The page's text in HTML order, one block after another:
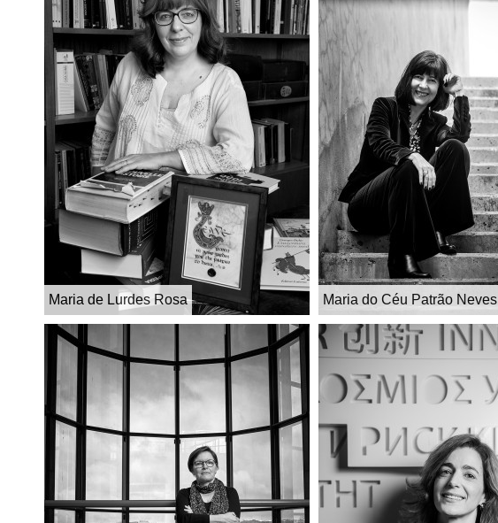
Maria de Lurdes Rosa Maria do Céu Patrão Neves